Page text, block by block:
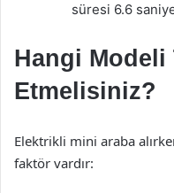
süresi 6.6
Hangi Modeli
Etmelisiniz?
Elektrikli mini araba
faktör vardır: